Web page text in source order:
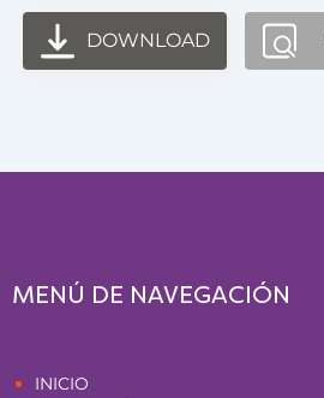
DOWNLOAD
MENÚ DE NAVEGACIÓN
INICIO